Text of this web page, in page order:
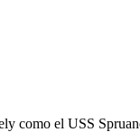
como el USS